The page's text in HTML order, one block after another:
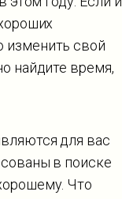
изменить свой
найдите время,
для вас
в поиске
Что